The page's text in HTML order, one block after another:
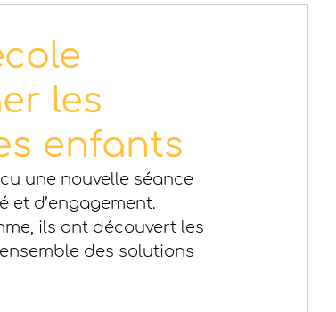
les
enfants
une nouvelle séance
et d’engagement.
ils ont découvert les
des solutions